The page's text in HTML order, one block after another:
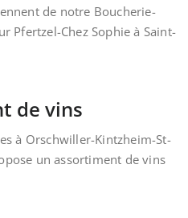
de notre Boucherie-
Pfertzel-Chez Sophie à Saint-
de vins
à Orschwiller-Kintzheim-St-
un assortiment de vins